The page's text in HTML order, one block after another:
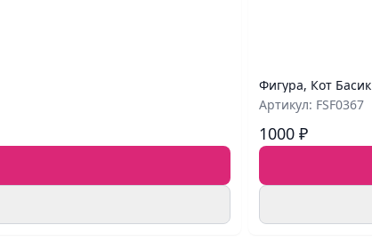
Фигура, Кот
Артикул: FSF0367
1000 ₽